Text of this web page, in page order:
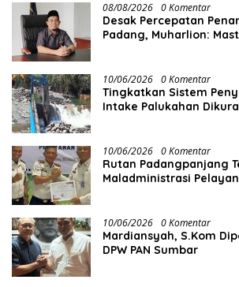
08/08/2026 0 Komentar
Desak Percepatan
Padang, Muharlion:
10/06/2026 0 Komentar
Tingkatkan Sistem
Intake Palukahan
10/06/2026 0 Komentar
Rutan Padangpanjang
Maladministrasi
10/06/2026 0 Komentar
Mardiansyah, S.Kom
DPW PAN Sumbar